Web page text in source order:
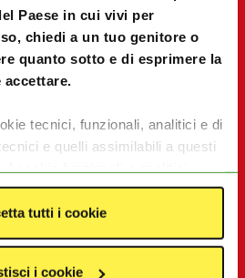
Paese in cui vivi per
chiedi a un tuo genitore o
quanto sotto e di esprimere la
tecnici, funzionali, analitici e di
e quelli assimilabili a questi
I cookie funzionali e analitici
le funzionalità del sito
sito stesso. I cookie di
assimilabili, quali pixel e tag,
tutti i cookie
i cookie